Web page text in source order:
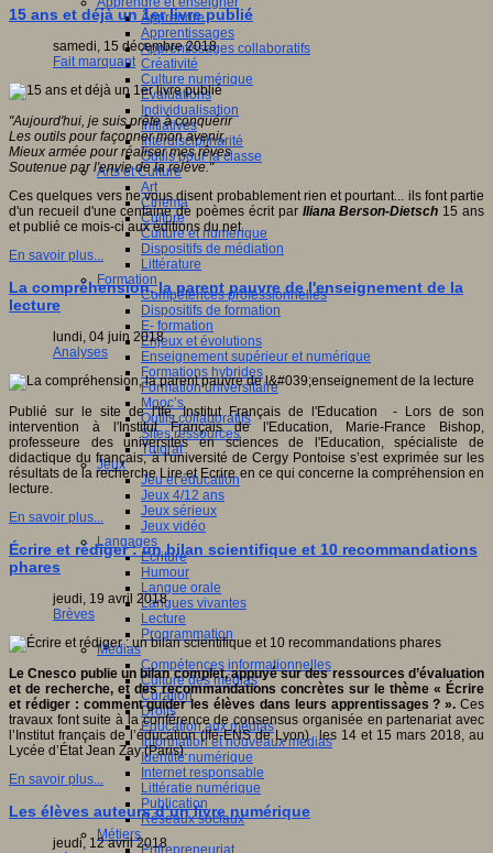
Apprendre
Apprentissages
Apprentissages collaboratifs
Créativité
Culture numérique
Evaluations
Individualisation
Initiatives
Interdisciplinarité
Outils pour la classe
Arts et Culture
Art
Cinéma
Culture
Culture et numérique
Dispositifs de médiation
Littérature
Formation
Compétences professionnelles
Dispositifs de formation
E- formation
Enjeux et évolutions
Enseignement supérieur et numérique
Formations hybrides
Formation universitaire
Mooc’s
Outils collaboratifs
Sites ressources
Tutorat
Jeux
Jeu et éducation
Jeux 4/12 ans
Jeux sérieux
Jeux vidéo
Langages
Ecriture
Humour
Langue orale
Langues vivantes
Lecture
Programmation
Médias
Compétences informationnelles
Culture des médias
Curation
Droits
Education aux médias
Information et nouveaux médias
Identité numérique
Internet responsable
Littératie numérique
Publication
Réseaux sociaux
Métiers
Entrepreneuriat
15 ans et déjà un 1er livre publié
samedi, 15 décembre 2018
Fait marquant
"Aujourd'hui, je suis prête à conquérir
Les outils pour façonner mon avenir,
Mieux armée pour réaliser mes rêves
Soutenue par l'envie de la relève."
Ces quelques vers ne vous disent probablement rien et pourtant... ils font partie
d'un recueil d'une centaine de poèmes écrit par Iliana Berson-Dietsch 15 ans
et publié ce mois-ci aux éditions du net.
En savoir plus...
La compréhension, la parent pauvre de l'enseignement de la
lecture
lundi, 04 juin 2018
Analyses
Publié sur le site de l'Ifé, Institut Français de l'Education - Lors de son
intervention à l'Institut Français de l'Education, Marie-France Bishop,
professeure des universités en sciences de l'Education, spécialiste de
didactique du français, à l'université de Cergy Pontoise s’est exprimée sur les
résultats de la recherche Lire et Ecrire en ce qui concerne la compréhension en
lecture.
En savoir plus...
Écrire et rédiger : un bilan scientifique et 10 recommandations
phares
jeudi, 19 avril 2018
Brèves
Le Cnesco publie un bilan complet, appuyé sur des ressources d’évaluation
et de recherche, et des recommandations concrètes sur le thème « Écrire
et rédiger : comment guider les élèves dans leurs apprentissages ? ». Ces
travaux font suite à la conférence de consensus organisée en partenariat avec
l’Institut français de l’éducation (Ifé-ENS de Lyon) les 14 et 15 mars 2018, au
Lycée d’État Jean Zay (Paris).
En savoir plus...
Les élèves auteurs d’un livre numérique
jeudi, 12 avril 2018